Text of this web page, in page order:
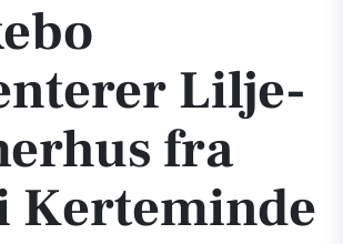
Lilje-
fra
Kerteminde